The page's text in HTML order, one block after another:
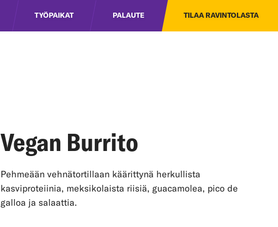
TYÖPAIKAT PALAUTE TILAA RAVINTOLASTA
Vegan Burrito
Pehmeään vehnätortillaan käärittynä herkullista
kasviproteiinia, meksikolaista riisiä, guacamolea, pico de
galloa ja salaattia.